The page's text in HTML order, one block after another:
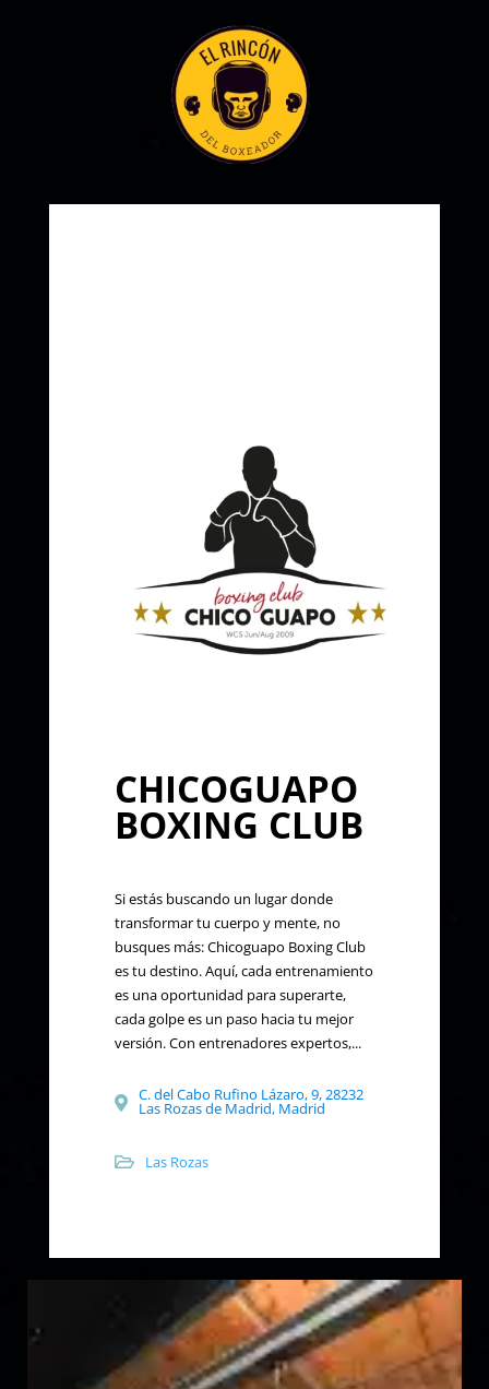
CHICOGUAPO
BOXING CLUB
Si estás buscando un lugar donde
transformar tu cuerpo y mente, no
busques más: Chicoguapo Boxing Club
es tu destino. Aquí, cada entrenamiento
es una oportunidad para superarte,
cada golpe es un paso hacia tu mejor
versión. Con entrenadores expertos,...
C. del Cabo Rufino Lázaro, 9, 28232
Las Rozas de Madrid, Madrid
Las Rozas